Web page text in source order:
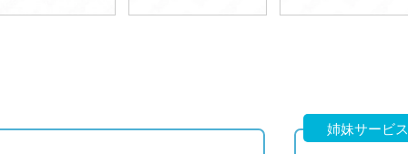
姉妹サービス